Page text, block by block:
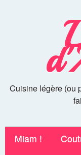
Cuisine légère (ou
Miam !